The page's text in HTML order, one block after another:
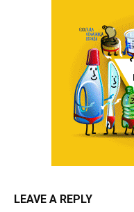
LEAVE A REPLY